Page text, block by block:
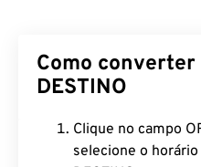
Como converter
DESTINO
Clique no campo
selecione o